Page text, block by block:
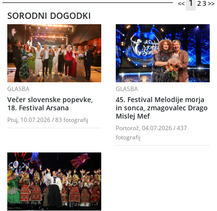
<< 23>>
SORODNI DOGODKI
GLASBA
Večer slovenske popevke,
18. Festival Arsana
Ptuj, 10.07.2026 / 83 fotografij
GLASBA
45. Festival Melodije morja
in sonca, zmagovalec Drago
Mislej Mef
Portorož, 04.07.2026 / 437
fotografij